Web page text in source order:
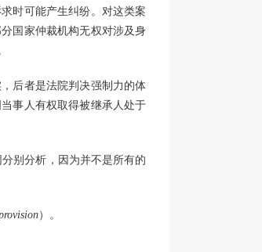
时可能产生纠纷。对这类案
国家仲裁机构无权对涉及身
后者是法院判决强制力的体
事人有权取得被继承人处于
别分析，因为并不是所有的
）。